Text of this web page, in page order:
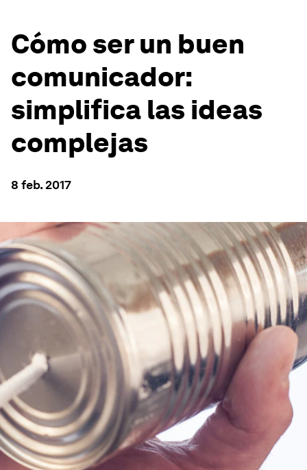
Cómo ser un buen
comunicador:
simplifica las ideas
complejas
8 feb. 2017